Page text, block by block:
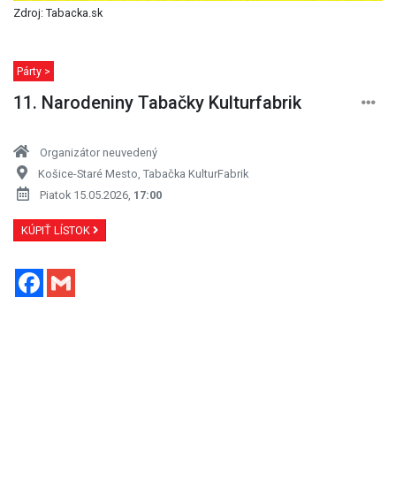
Zdroj: Tabacka.sk
Párty >
11. Narodeniny Tabačky Kulturfabrik
Organizátor neuvedený
Košice-Staré Mesto, Tabačka KulturFabrik
Piatok 15.05.2026, 17:00
KÚPIŤ LÍSTOK
Facebook